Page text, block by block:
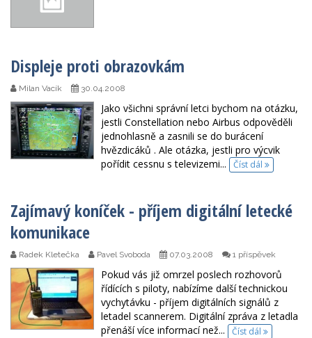
Displeje proti obrazovkám
Milan Vacík 30.04.2008
Jako všichni správní letci bychom na otázku,
jestli Constellation nebo Airbus odpověděli
jednohlasně a zasnili se do burácení
hvězdicáků . Ale otázka, jestli pro výcvik
pořídit cessnu s televizemi...
Číst dál
Zajímavý koníček - příjem digitální letecké
komunikace
Radek Kletečka Pavel Svoboda 07.03.2008 1 příspěvek
Pokud vás již omrzel poslech rozhovorů
řídících s piloty, nabízíme další technickou
vychytávku - příjem digitálních signálů z
letadel scannerem. Digitální zpráva z letadla
přenáší více informací než...
Číst dál